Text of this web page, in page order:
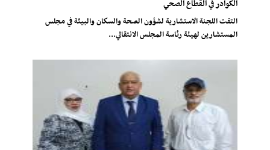
الكوادر في القطاع الصحي
التقت اللجنة الاستشارية لشؤون الصحة والسكان والبيئة في مجلس
المستشارين لهيئة رئاسة المجلس الانتقالي...